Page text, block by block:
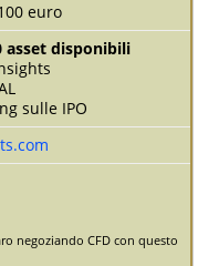
euro
asset disponibili
sulle IPO
negoziando CFD con questo